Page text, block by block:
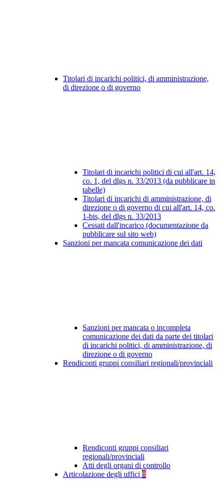
Titolari di incarichi politici, di amministrazione,
di direzione o di governo
Titolari di incarichi politici di cui all'art. 14,
co. 1, del dlgs n. 33/2013 (da pubblicare in
tabelle)
Titolari di incarichi di amministrazione, di
direzione o di governo di cui all'art. 14, co.
1-bis, del dlgs n. 33/2013
Cessati dall'incarico (documentazione da
pubblicare sul sito web)
Sanzioni per mancata comunicazione dei dati
Sanzioni per mancata o incompleta
comunicazione dei dati da parte dei titolari
di incarichi politici, di amministrazione, di
direzione o di governo
Rendiconti gruppi consiliari regionali/provinciali
Rendiconti gruppi consiliari
regionali/provinciali
Atti degli organi di controllo
Articolazione degli uffici 8